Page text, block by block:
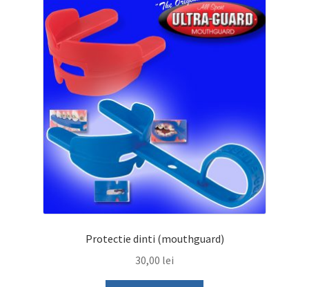
Protectie dinti (mouthguard)
30,00 lei